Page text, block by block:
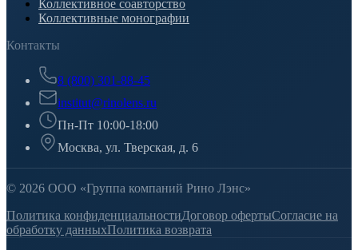
Коллективное соавторство
Коллективные монографии
Контакты
8 (800) 301-88-45
institut@rinolens.ru
Пн-Пт 10:00-18:00
Москва, ул. Тверская, д. 6
© 2026 ООО «Группа компаний Рино Лэнс»
Политика конфиденциальностиДоговор офертыСогласие на
обработку данныхПолитика возврата